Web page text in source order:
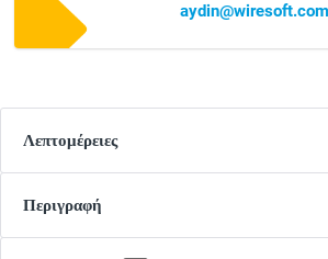
aydin@wiresoft.com
Λεπτομέρειες
Περιγραφή